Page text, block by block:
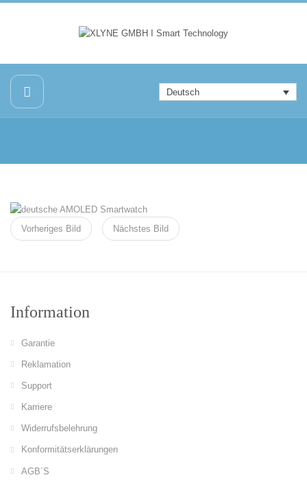
Deutsch
Vorheriges Bild Nächstes Bild
Information
Garantie
Reklamation
Support
Karriere
Widerrufsbelehrung
Konformitätserklärungen
AGB´S